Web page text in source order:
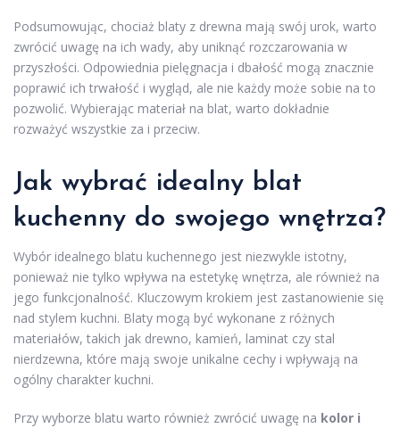
Podsumowując, chociaż blaty z drewna mają swój urok, warto
zwrócić uwagę na ich wady, aby uniknąć rozczarowania w
przyszłości. Odpowiednia pielęgnacja i dbałość mogą znacznie
poprawić ich trwałość i wygląd, ale nie każdy może sobie na to
pozwolić. Wybierając materiał na blat, warto dokładnie
rozważyć wszystkie za i przeciw.
Jak wybrać idealny blat
kuchenny do swojego wnętrza?
Wybór idealnego blatu kuchennego jest niezwykle istotny,
ponieważ nie tylko wpływa na estetykę wnętrza, ale również na
jego funkcjonalność. Kluczowym krokiem jest zastanowienie się
nad stylem kuchni. Blaty mogą być wykonane z różnych
materiałów, takich jak drewno, kamień, laminat czy stal
nierdzewna, które mają swoje unikalne cechy i wpływają na
ogólny charakter kuchni.
Przy wyborze blatu warto również zwrócić uwagę na kolor i